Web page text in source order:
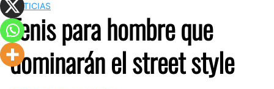
NOTICIAS
Tenis para hombre que
dominarán el street style